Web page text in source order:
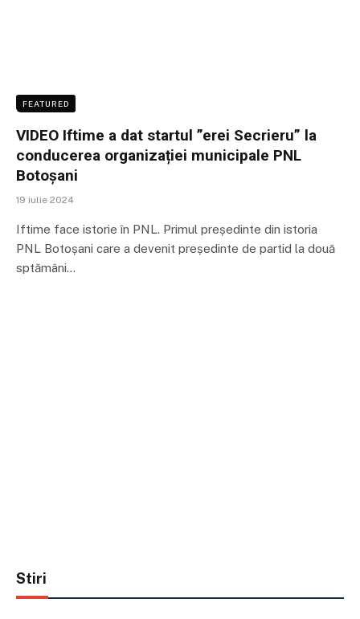
FEATURED
VIDEO Iftime a dat startul ”erei Secrieru” la
conducerea organizației municipale PNL
Botoșani
19 iulie 2024
Iftime face istorie în PNL. Primul președinte din istoria
PNL Botoșani care a devenit președinte de partid la două
sptămâni…
Stiri